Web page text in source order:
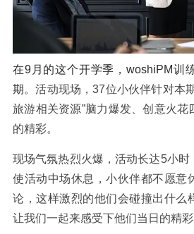
在9月的这个开学季，woshiPM训
期。活动现场，37位小伙伴针对本
旅游相关资源”脑力爆发、创意火花
的精彩。
现场气氛热烈火爆，活动长达5小时
使活动中场休息，小伙伴都不愿意
论，这样激烈的他们会碰撞出什么
让我们一起来感受下他们当日的精彩